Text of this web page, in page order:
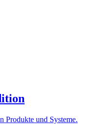
Produkte und Systeme.